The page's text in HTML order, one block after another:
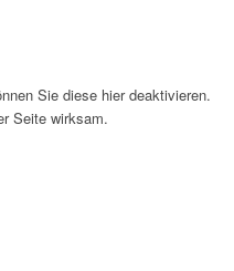
Sie diese hier deaktivieren.
Seite wirksam.